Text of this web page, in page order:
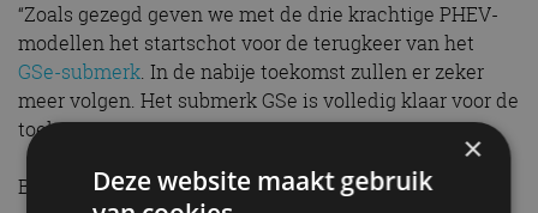
“Zoals gezegd geven we met de drie krachtige PHEV-
modellen het startschot voor de terugkeer van het
GSe-submerk. In de nabije toekomst zullen er zeker
meer volgen. Het submerk GSe is volledig klaar voor de
toekomst!”
Bekijk ook:
×
Deze website maakt gebruik